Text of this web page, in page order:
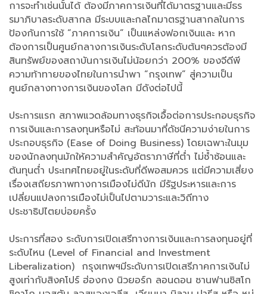
การจะทำเช่นนั้นได้ ต้องมีภาคการเงินที่ได้มาตรฐานและมีธร
รมาภิบาลระดับสากล มีระบบและกลไกมาตรฐานสากลในการ
ป้องกันการใช้ “ภาคการเงิน” เป็นแหล่งฟอกเงินและ หาก
ต้องการเป็นศูนย์กลางการเงินระดับโลกระดับต้นๆควรต้องมี
สินทรัพย์ของสถาบันการเงินไม่น้อยกว่า 200% ของจีดีพี
ความท้าทายของไทยในการนำพา “กรุงเทพ” สู่ความเป็น
ศูนย์กลางทางการเงินของโลก มีดังต่อไปนี้
ประการแรก สภาพแวดล้อมทางธุรกิจเอื้อต่อการประกอบธุรกิจ
การเงินและการลงทุนหรือไม่ สะท้อนมาที่ดัชนีความง่ายในการ
ประกอบธุรกิจ (Ease of Doing Business) โดยเฉพาะในมุม
ของนักลงทุนมักให้ความสำคัญอัตราภาษีที่ต่ำ ไม่ซ้ำซ้อนและ
ต้นทุนต่ำ ประเทศไทยอยู่ในระดับที่ดีพอสมควร แต่มีความเสี่ยง
เรื่องเสถียรภาพทางการเมืองไม่ดีนัก มีรัฐประหารและการ
เปลี่ยนแปลงการเมืองไม่เป็นไปตามวาระและวิถีทาง
ประชาธิปไตยบ่อยครั้ง
ประการที่สอง ระดับการเปิดเสรีทางการเงินและการลงทุนอยู่ที่
ระดับไหน (Level of Financial and Investment
Liberalization) กรุงเทพฯมีระดับการเปิดเสรีภาคการเงินไม่
สูงเท่ากับสิงคโปร์ ฮ่องกง นิวยอร์ก ลอนดอน ซานฟานซิสโก